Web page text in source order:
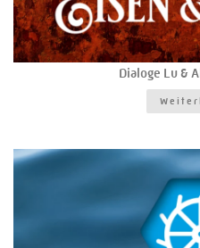
Dialoge Lu &